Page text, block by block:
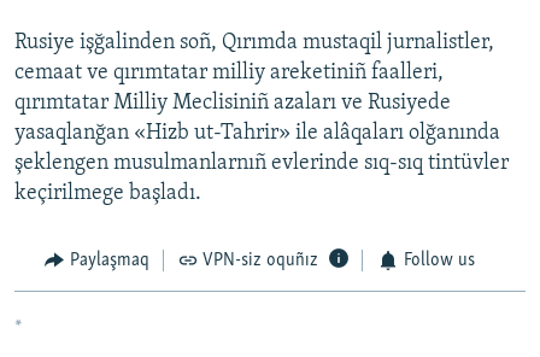
Rusiye işğalinden soñ, Qırımda mustaqil jurnalistler,
cemaat ve qırımtatar milliy areketiniñ faalleri,
qırımtatar Milliy Meclisiniñ azaları ve Rusiyede
yasaqlanğan «Hizb ut-Tahrir» ile alâqaları olğanında
şeklengen musulmanlarnıñ evlerinde sıq-sıq tintüvler
keçirilmege başladı.
Paylaşmaq VPN-siz oquñız Follow us
*